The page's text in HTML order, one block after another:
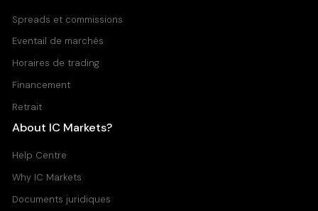
Sugar Futures
0.030
All Accounts
Wheat
Wheat Futures
All Accounts
Spreads et commissions
Eventail de marchés
Horaires de trading
Financement
Retrait
About IC Markets?
Help Centre
Why IC Markets
Documents juridiques